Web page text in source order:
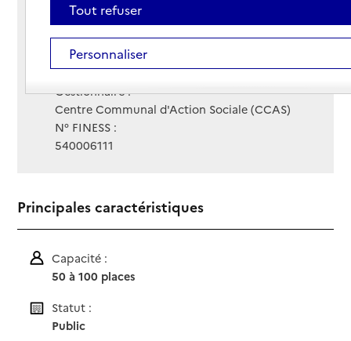
Téléphone :
03 83 73 41 24
Contact
Contact
Site Internet
Site internet
Gestionnaire :
Centre Communal d'Action Sociale (CCAS)
N° FINESS :
540006111
Principales caractéristiques
Capacité :
50 à 100 places
Statut :
Public
Tout refuser
Personnaliser